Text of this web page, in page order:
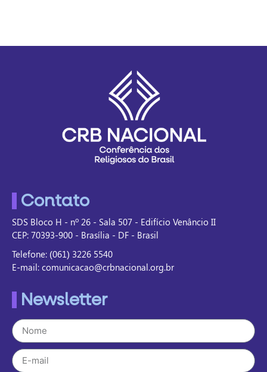
Contato
SDS Bloco H - nº 26 - Sala 507 - Edifício Venâncio II
CEP: 70393-900 - Brasília - DF - Brasil
Telefone: (061) 3226 5540
E-mail: comunicacao@crbnacional.org.br
Newsletter